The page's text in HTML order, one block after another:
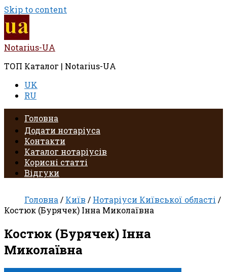
Skip to content
Notarius-UA
ТОП Каталог | Notarius-UA
UK
RU
Головна
Додати нотаріуса
Контакти
Каталог нотаріусів
Корисні статті
Відгуки
Головна / Київ / Нотаріуси Київської області /
Костюк (Бурячек) Інна Миколаївна
Костюк (Бурячек) Інна
Миколаївна